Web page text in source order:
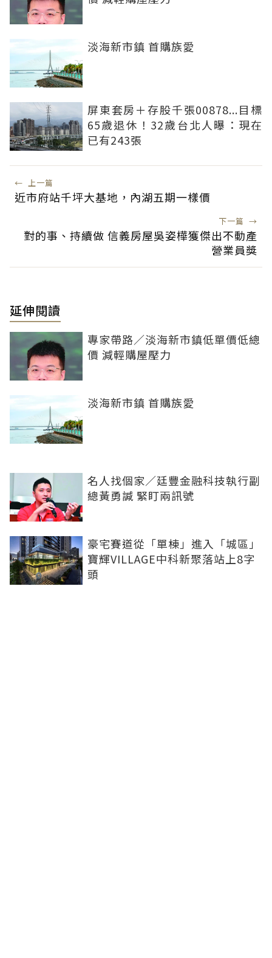
淡海新市鎮 首購族愛
屏東套房＋存股千張00878...目標
65歲退休！32歲台北人曝：現在
已有243張
← 上一篇
近市府站千坪大基地，內湖五期一樣價
下一篇 →
對的事、持續做 信義房屋吳姿樺獲傑出不動產
營業員獎
延伸閱讀
專家帶路／淡海新市鎮低單價低總
價 減輕購屋壓力
淡海新市鎮 首購族愛
名人找個家／廷豐金融科技執行副
總黃勇諴 緊盯兩訊號
豪宅賽道從「單棟」進入「城區」
寶輝VILLAGE中科新聚落站上8字
頭